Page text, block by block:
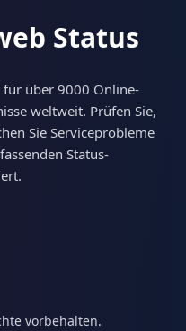
Status
für über 9000 Online-
weltweit. Prüfen Sie,
Sie Serviceprobleme
Status-
vorbehalten.